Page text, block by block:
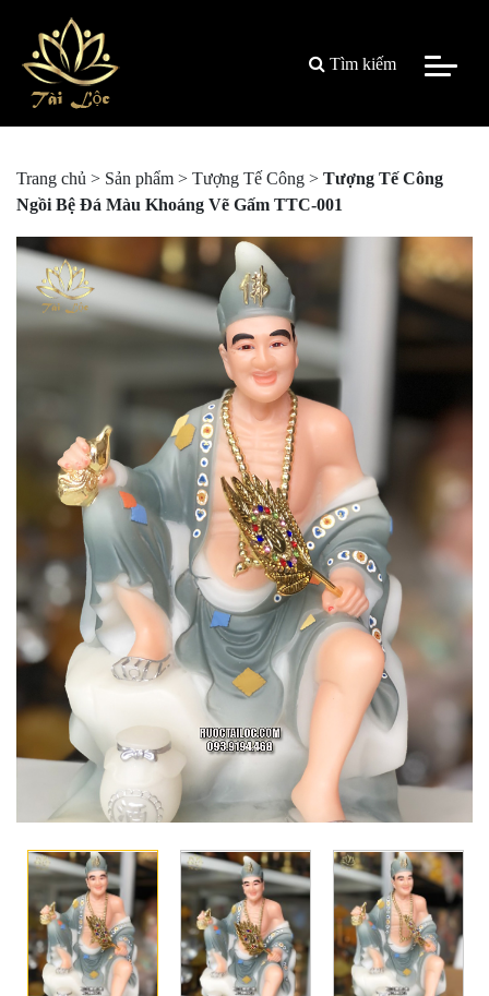
Tìm kiếm
Trang chủ > Sản phẩm > Tượng Tế Công > Tượng Tế Công
Ngồi Bệ Đá Màu Khoáng Vẽ Gấm TTC-001